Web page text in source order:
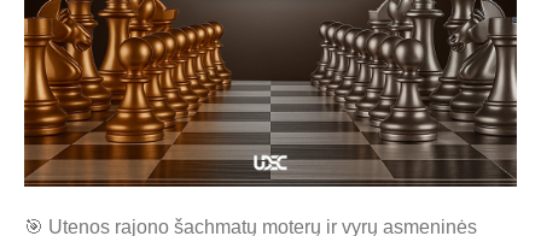
🎯 Utenos rajono šachmatų moterų ir vyrų asmeninės